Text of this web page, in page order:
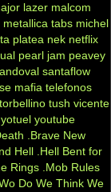
lazer malcom
metallica tabs michel
platea nek netflix
pearl jam peavey
santaflow
mafia telefonos
tush vicente
yotuel youtube
.Brave New
Hell .Hell Bent for
Rings .Mob Rules
Do We Think We